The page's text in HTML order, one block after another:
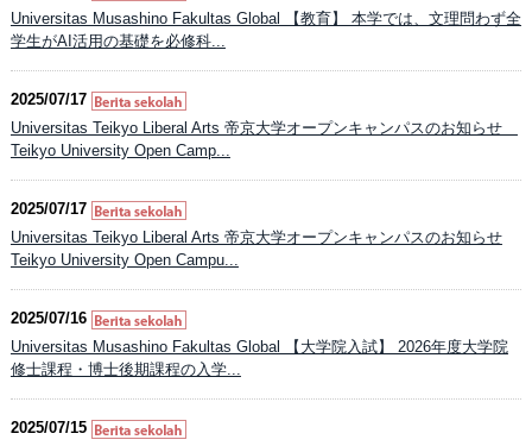
Universitas Musashino Fakultas Global 【教育】 本学では、文理問わず全
学生がAI活用の基礎を必修科...
2025/07/17
Universitas Teikyo Liberal Arts 帝京大学オープンキャンパスのお知らせ
Teikyo University Open Camp...
2025/07/17
Universitas Teikyo Liberal Arts 帝京大学オープンキャンパスのお知らせ
Teikyo University Open Campu...
2025/07/16
Universitas Musashino Fakultas Global 【大学院入試】 2026年度大学院
修士課程・博士後期課程の入学...
2025/07/15